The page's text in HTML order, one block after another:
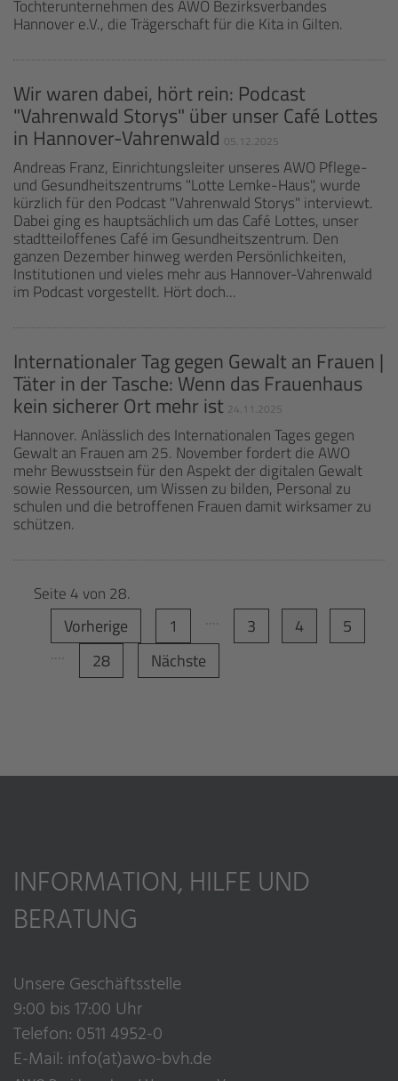
Tochterunternehmen des AWO Bezirksverbandes
Hannover e.V., die Trägerschaft für die Kita in Gilten.
Wir waren dabei, hört rein: Podcast
"Vahrenwald Storys" über unser Café Lottes
in Hannover-Vahrenwald 05.12.2025
Andreas Franz, Einrichtungsleiter unseres AWO Pflege-
und Gesundheitszentrums "Lotte Lemke-Haus", wurde
kürzlich für den Podcast "Vahrenwald Storys" interviewt.
Dabei ging es hauptsächlich um das Café Lottes, unser
stadtteiloffenes Café im Gesundheitszentrum. Den
ganzen Dezember hinweg werden Persönlichkeiten,
Institutionen und vieles mehr aus Hannover-Vahrenwald
im Podcast vorgestellt. Hört doch...
Internationaler Tag gegen Gewalt an Frauen |
Täter in der Tasche: Wenn das Frauenhaus
kein sicherer Ort mehr ist 24.11.2025
Hannover. Anlässlich des Internationalen Tages gegen
Gewalt an Frauen am 25. November fordert die AWO
mehr Bewusstsein für den Aspekt der digitalen Gewalt
sowie Ressourcen, um Wissen zu bilden, Personal zu
schulen und die betroffenen Frauen damit wirksamer zu
schützen.
Seite 4 von 28.
Vorherige 1 .... 3 4 5
.... 28 Nächste
INFORMATION, HILFE UND
BERATUNG
Unsere Geschäftsstelle
9:00 bis 17:00 Uhr
Telefon: 0511 4952-0
E-Mail: info(at)awo-bvh.de